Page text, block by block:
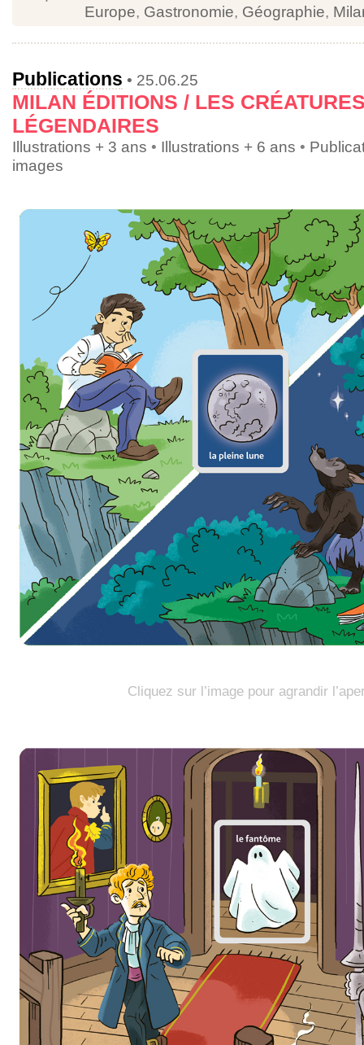
Europe, Gastronomie, Géographie,
Publications • 25.06.25
MILAN ÉDITIONS / LES
LÉGENDAIRES
Illustrations + 3 ans • Illustrations + 6 ans •
images
Cliquez sur l’image pour agrandir